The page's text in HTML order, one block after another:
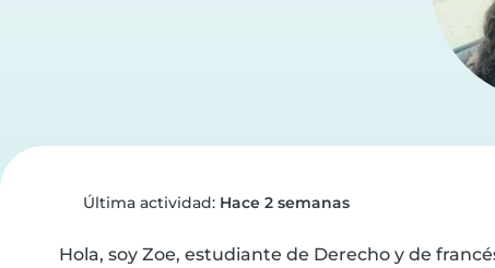
Última actividad: Hace 2 semanas
Hola, soy Zoe, estudiante de Derecho y de